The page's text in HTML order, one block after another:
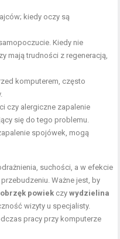
kiedy oczy są
Kiedy nie
mają trudności z regeneracją,
komputerem, często
czy alergiczne zapalenie
się do tego problemu.
spojówek, mogą
suchości, a w efekcie
Ważne jest, by
obrzęk powiek czywydzielina
wizyty u specjalisty.
pracy przy komputerze